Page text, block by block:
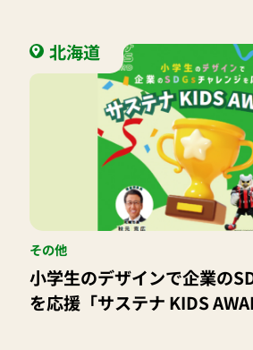
北海道
その他
小学生のデザインで企業の
を応援「サステナ KIDS